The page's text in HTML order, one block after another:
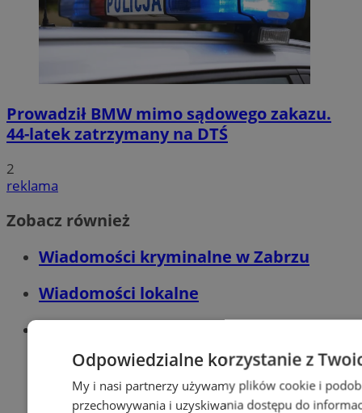
Prowadził BMW mimo sądowego zakazu.
44-latek zatrzymany na DTŚ
2
reklama
Zobacz również
Wiadomości kryminalne w Zabrzu
Wiadomości lokalne
Odpowiedzialne korzystanie z
My i nasi partnerzy używamy plików cookie i
przechowywania i uzyskiwania dostępu do